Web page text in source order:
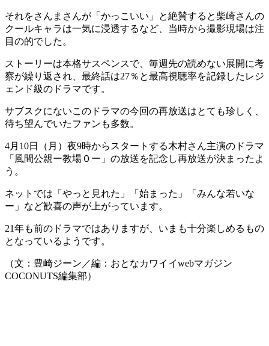
それをさんまさんが「かっこいい」と絶賛すると柴崎さんの
クールキャラは一気に浸透するなど、当時から撮影現場は注
目の的でした。
ストーリーは本格サスペンスで、毎週先の読めない展開に考
察が繰り返され、最終話は27％と最高視聴率を記録したレジ
ェンド級のドラマです。
サブスクにないこのドラマの今回の再放送はとても珍しく、
待ち望んでいたファンも多数。
4月10日（月）夜9時からスタートする木村さん主演のドラマ
「風間公親ー教場０ー」の放送を記念し再放送が決まったよ
う。
ネットでは「やっと見れた」「始まった」「みんな若いな
ー」など歓喜の声が上がっています。
21年も前のドラマではありますが、いまも十分楽しめるもの
となっているようです。
（文：豊崎ジーン／編：おとなカワイイwebマガジン
COCONUTS編集部）